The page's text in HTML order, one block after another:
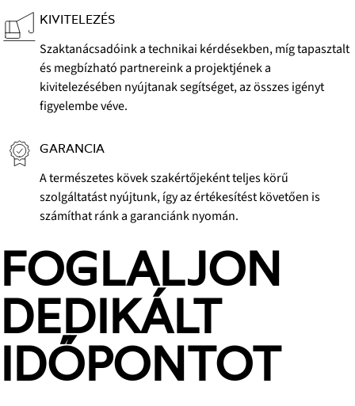
KIVITELEZÉS
Szaktanácsadóink a technikai kérdésekben, míg tapasztalt
és megbízható partnereink a projektjének a
kivitelezésében nyújtanak segítséget, az összes igényt
figyelembe véve.
GARANCIA
A természetes kövek szakértőjeként teljes körű
szolgáltatást nyújtunk, így az értékesítést követően is
számíthat ránk a garanciánk nyomán.
FOGLALJON
DEDIKÁLT
IDŐPONTOT